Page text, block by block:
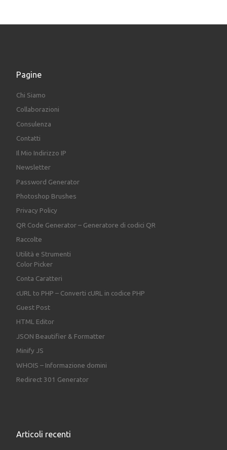
Pagine
Chi Siamo
Collaborazioni
Consulenza
Contatti
Il Mio Indirizzo IP
Newsletter
Password Generator
Photoshop Brushes
Privacy Policy
QR Code Generator – Generatore di codici QR
Raccolte
Utilità e Strumenti
Color Picker
Conta Caratteri
cURL to PHP – Converti cURL in codice PHP
Guest Post
HTML Editor
JSON Beautifier & Formatter
Minify JS
WHOIS – Informazione domini
Redirect 301 Generator
Articoli recenti